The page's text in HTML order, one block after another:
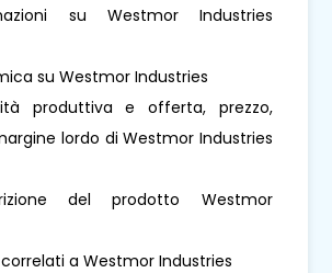
su Westmor Industries
su Westmor Industries
produttiva e offerta, prezzo,
lordo di Westmor Industries
del prodotto Westmor
correlati a Westmor Industries